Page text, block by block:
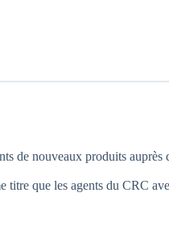
de nouveaux produits auprès
titre que les agents du CRC